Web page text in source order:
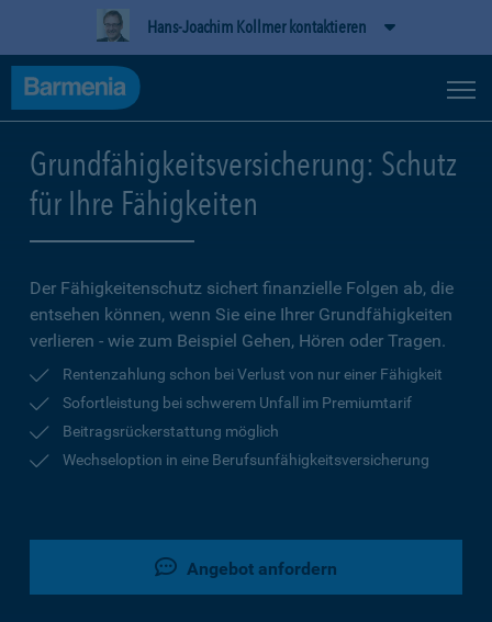
Hans-Joachim Kollmer kontaktieren
Grundfähigkeitsversicherung: Schutz
für Ihre Fähigkeiten
Der Fähigkeitenschutz sichert finanzielle Folgen ab, die
entsehen können, wenn Sie eine Ihrer Grundfähigkeiten
verlieren - wie zum Beispiel Gehen, Hören oder Tragen.
Rentenzahlung schon bei Verlust von nur einer Fähigkeit
Sofortleistung bei schwerem Unfall im Premiumtarif
Beitragsrückerstattung möglich
Wechseloption in eine Berufsunfähigkeitsversicherung
Angebot anfordern